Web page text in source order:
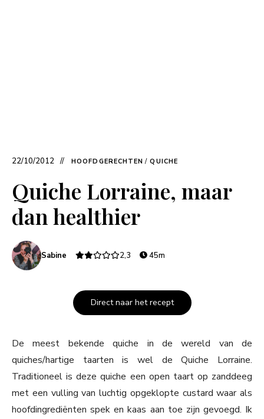
22/10/2012 HOOFDGERECHTEN / QUICHE
Quiche Lorraine, maar
dan healthier
Sabine 2,3 45m
Direct naar het recept
De meest bekende quiche in de wereld van de
quiches/hartige taarten is wel de Quiche Lorraine.
Traditioneel is deze quiche een open taart op zanddeeg
met een vulling van luchtig opgeklopte custard waar als
hoofdingrediënten spek en kaas aan toe zijn gevoegd. Ik